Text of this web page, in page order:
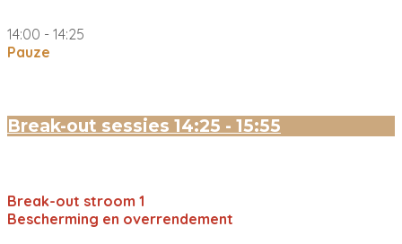
14:00 - 14:25
Pauze
Break-out sessies 14:25 - 15:55
Break-out stroom 1
Bescherming en overrendement